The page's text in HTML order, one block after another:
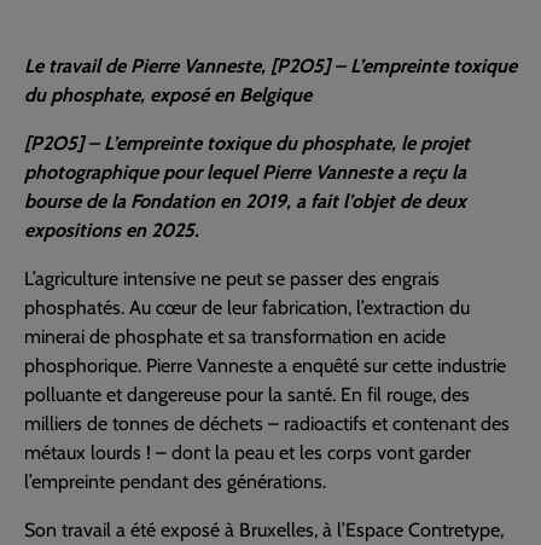
Le travail de Pierre Vanneste, [P2O5] – L’empreinte toxique
du phosphate, exposé en Belgique
[P2O5] – L’empreinte toxique du phosphate, le projet
photographique pour lequel Pierre Vanneste a reçu la
bourse de la Fondation en 2019, a fait l’objet de deux
expositions en 2025.
L’agriculture intensive ne peut se passer des engrais
phosphatés. Au cœur de leur fabrication, l’extraction du
minerai de phosphate et sa transformation en acide
phosphorique. Pierre Vanneste a enquêté sur cette industrie
polluante et dangereuse pour la santé. En fil rouge, des
milliers de tonnes de déchets – radioactifs et contenant des
métaux lourds ! – dont la peau et les corps vont garder
l’empreinte pendant des générations.
Son travail a été exposé à Bruxelles, à l’Espace Contretype,